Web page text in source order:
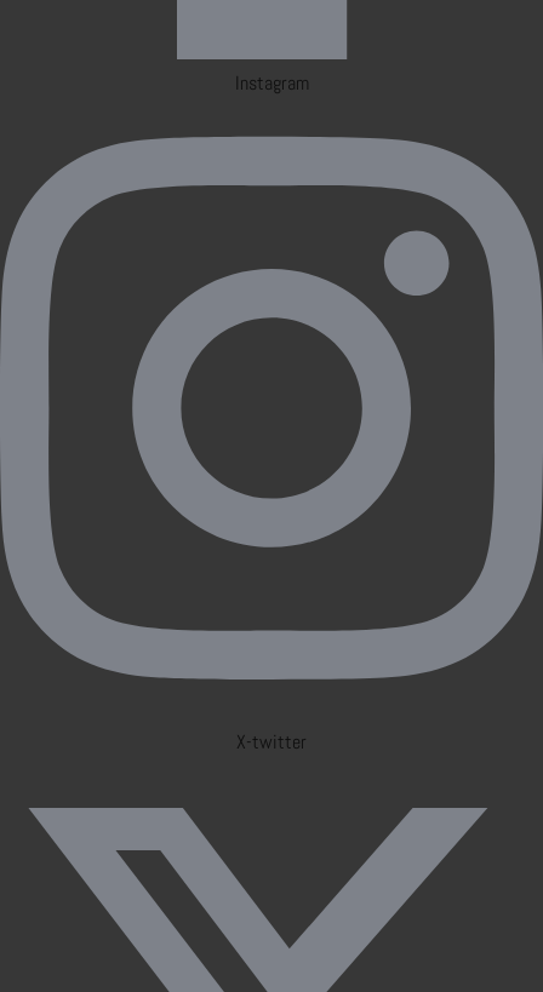
Instagram
X-twitter